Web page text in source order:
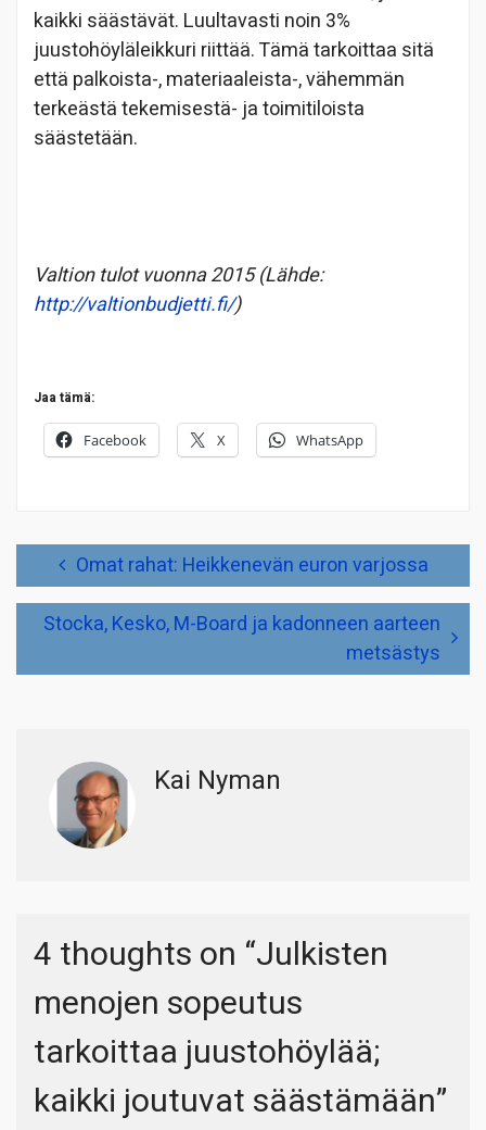
kaikki säästävät. Luultavasti noin 3%
juustohöyläleikkuri riittää. Tämä tarkoittaa sitä
että palkoista-, materiaaleista-, vähemmän
terkeästä tekemisestä- ja toimitiloista
säästetään.
Valtion tulot vuonna 2015 (Lähde:
http://valtionbudjetti.fi/)
Jaa tämä:
Facebook X WhatsApp
ArtikkelienOmat rahat: Heikkenevän euron varjossa
Stocka, Kesko, M-Board ja kadonneen aarteen
metsästys
Kai Nyman
4 thoughts on “Julkisten
menojen sopeutus
tarkoittaa juustohöylää;
kaikki joutuvat säästämään”